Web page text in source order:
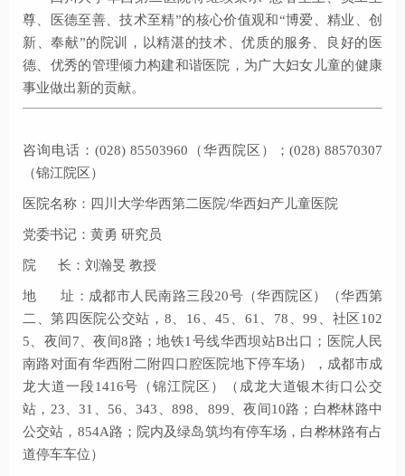
尊、医德至善、技术至精”的核心价值观和“博爱、精业、创
新、奉献”的院训，以精湛的技术、优质的服务、良好的医
德、优秀的管理倾力构建和谐医院，为广大妇女儿童的健康
事业做出新的贡献。
咨询电话：(028) 85503960（华西院区）；(028) 88570307
（锦江院区）
医院名称：四川大学华西第二医院/华西妇产儿童医院
党委书记：黄勇 研究员
院 长：刘瀚旻 教授
地 址：成都市人民南路三段20号（华西院区）（华西第
二、第四医院公交站，8、16、45、61、78、99、社区102
5、夜间7、夜间8路；地铁1号线华西坝站B出口；医院人民
南路对面有华西附二附四口腔医院地下停车场），成都市成
龙大道一段1416号（锦江院区）（成龙大道银木街口公交
站，23、31、56、343、898、899、夜间10路；白桦林路中
公交站，854A路；院内及绿岛筑均有停车场，白桦林路有占
道停车车位）